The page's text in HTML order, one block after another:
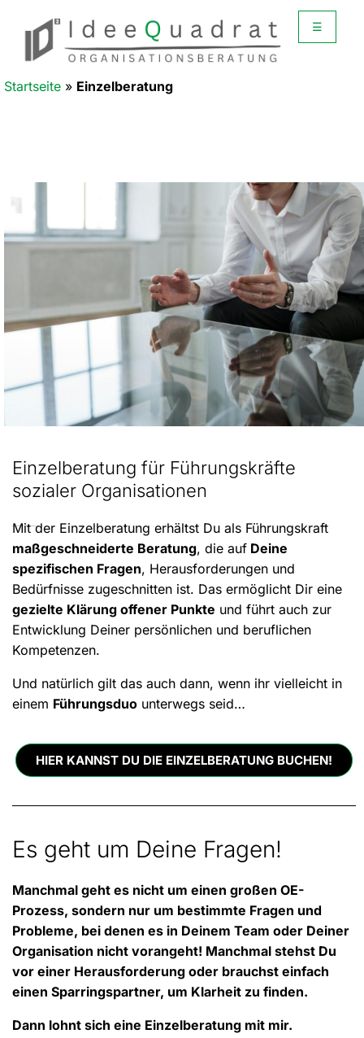
☰
Startseite » Einzelberatung
Einzelberatung für Führungskräfte
sozialer Organisationen
Mit der Einzelberatung erhältst Du als Führungskraft
maßgeschneiderte Beratung, die auf Deine
spezifischen Fragen, Herausforderungen und
Bedürfnisse zugeschnitten ist. Das ermöglicht Dir eine
gezielte Klärung offener Punkte und führt auch zur
Entwicklung Deiner persönlichen und beruflichen
Kompetenzen.
Und natürlich gilt das auch dann, wenn ihr vielleicht in
einem Führungsduo unterwegs seid…
HIER KANNST DU DIE EINZELBERATUNG BUCHEN!
Es geht um Deine Fragen!
Manchmal geht es nicht um einen großen OE-
Prozess, sondern nur um bestimmte Fragen und
Probleme, bei denen es in Deinem Team oder Deiner
Organisation nicht vorangeht! Manchmal stehst Du
vor einer Herausforderung oder brauchst einfach
einen Sparringspartner, um Klarheit zu finden.
Dann lohnt sich eine Einzelberatung mit mir.